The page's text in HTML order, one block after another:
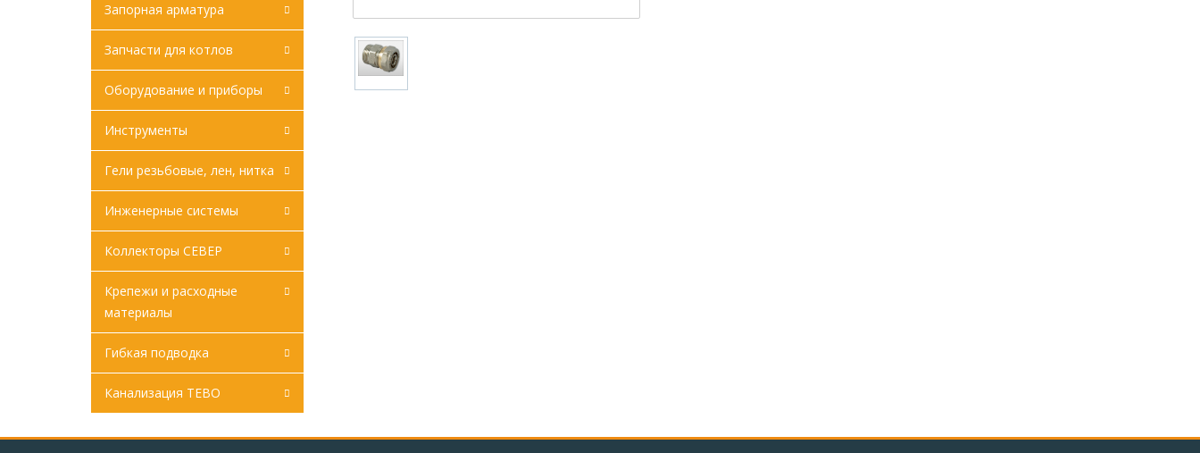
Запорная арматура
Запчасти для котлов
Оборудование и приборы
Инструменты
Гели резьбовые, лен, нитка
Инженерные системы
Коллекторы СЕВЕР
Крепежи и расходные
материалы
Гибкая подводка
Канализация ТЕВО